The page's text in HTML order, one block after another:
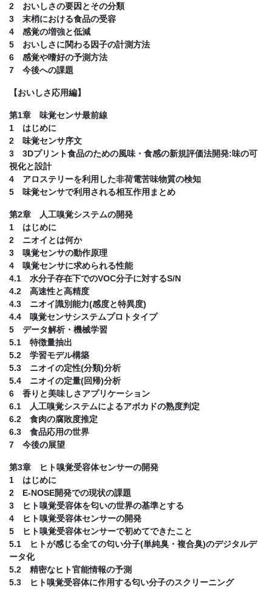
2 おいしさの要因とその分類
3 末梢における食品の受容
4 感覚の増強と低減
5 おいしさに関わる因子の計測方法
6 感覚や嗜好の予測方法
7 今後への課題
【おいしさ応用編】
第1章 味覚センサ最前線
1 はじめに
2 味覚センサ序文
3 3Dプリント食品のための風味・食感の新規評価法開発:味の可
視化と設計
4 アロステリーを利用した非荷電苦味物質の検知
5 味覚センサで利用される相互作用まとめ
第2章 人工嗅覚システムの開発
1 はじめに
2 ニオイとは何か
3 嗅覚センサの動作原理
4 嗅覚センサに求められる性能
4.1 水分子存在下でのVOC分子に対するS/N
4.2 高速性と高精度
4.3 ニオイ識別能力(感度と特異度)
4.4 嗅覚センサシステムプロトタイプ
5 データ解析・機械学習
5.1 特徴量抽出
5.2 学習モデル構築
5.3 ニオイの定性(分類)分析
5.4 ニオイの定量(回帰)分析
6 香りと美味しさアプリケーション
6.1 人工嗅覚システムによるアボカドの熟度判定
6.2 食肉の腐敗度推定
6.3 食品応用の世界
7 今後の展望
第3章 ヒト嗅覚受容体センサーの開発
1 はじめに
2 E-NOSE開発での現状の課題
3 ヒト嗅覚受容体を匂いの世界の基準とする
4 ヒト嗅覚受容体センサーの開発
5 ヒト嗅覚受容体センサーで初めてできたこと
5.1 ヒトが感じる全ての匂い分子(単純臭・複合臭)のデジタルデ
ータ化
5.2 精密なヒト官能情報の予測
5.3 ヒト嗅覚受容体に作用する匂い分子のスクリーニング